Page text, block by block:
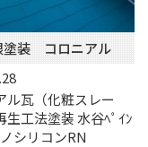
塗装 コロニアル
ル瓦（化粧スレー
工法塗装 水谷ﾍﾟｲﾝ
リコンRN